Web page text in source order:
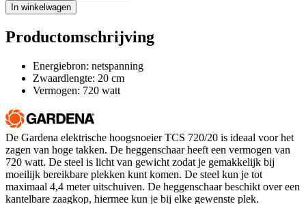
In winkelwagen
Productomschrijving
Energiebron: netspanning
Zwaardlengte: 20 cm
Vermogen: 720 watt
De Gardena elektrische hoogsnoeier TCS 720/20 is ideaal voor het
zagen van hoge takken. De heggenschaar heeft een vermogen van
720 watt. De steel is licht van gewicht zodat je gemakkelijk bij
moeilijk bereikbare plekken kunt komen. De steel kun je tot
maximaal 4,4 meter uitschuiven. De heggenschaar beschikt over een
kantelbare zaagkop, hiermee kun je bij elke gewenste plek.